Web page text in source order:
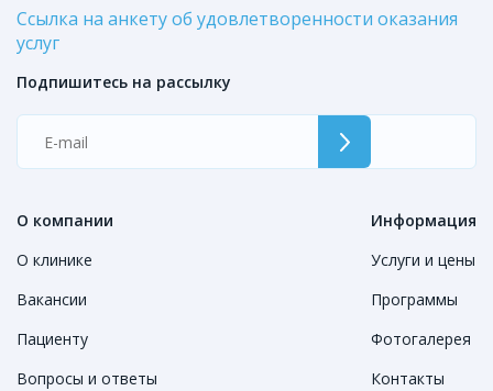
Ссылка на анкету об удовлетворенности оказания
услуг
О компании
О клинике
Вакансии
Пациенту
Вопросы и ответы
Информация
Услуги и цены
Программы
Фотогалерея
Контакты
Подпишитесь на рассылку